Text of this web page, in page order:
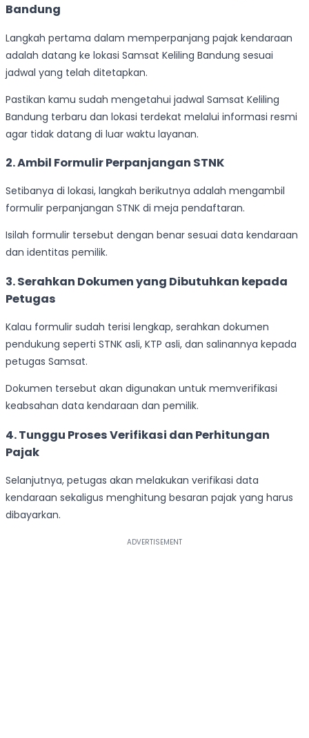
Bandung
Langkah pertama dalam memperpanjang pajak kendaraan
adalah datang ke lokasi Samsat Keliling Bandung sesuai
jadwal yang telah ditetapkan.
Pastikan kamu sudah mengetahui jadwal Samsat Keliling
Bandung terbaru dan lokasi terdekat melalui informasi resmi
agar tidak datang di luar waktu layanan.
2. Ambil Formulir Perpanjangan STNK
Setibanya di lokasi, langkah berikutnya adalah mengambil
formulir perpanjangan STNK di meja pendaftaran.
Isilah formulir tersebut dengan benar sesuai data kendaraan
dan identitas pemilik.
3. Serahkan Dokumen yang Dibutuhkan kepada
Petugas
Kalau formulir sudah terisi lengkap, serahkan dokumen
pendukung seperti STNK asli, KTP asli, dan salinannya kepada
petugas Samsat.
Dokumen tersebut akan digunakan untuk memverifikasi
keabsahan data kendaraan dan pemilik.
4. Tunggu Proses Verifikasi dan Perhitungan
Pajak
Selanjutnya, petugas akan melakukan verifikasi data
kendaraan sekaligus menghitung besaran pajak yang harus
dibayarkan.